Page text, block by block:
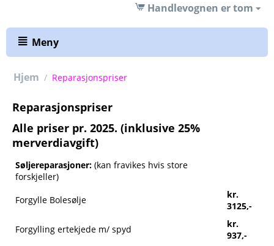
Handlevognen er tom
Meny
Hjem / Reparasjonspriser
Reparasjonspriser
Alle priser pr. 2025. (inklusive 25%
merverdiavgift)
Søljereparasjoner: (kan fravikes hvis store
forskjeller)
Forgylle Bolesølje
kr.
3125,-
Forgylling ertekjede m/ spyd
kr.
937,-